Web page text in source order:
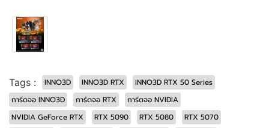
Tags : INNO3D INNO3D RTX
INNO3D RTX 50 Series
การ์ดจอ INNO3D
การ์ดจอ RTX
การ์ดจอ NVIDIA
NVIDIA GeForce RTX
RTX 5090 RTX 5080
RTX 5070